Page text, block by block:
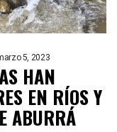
5, 2023
HAN
EN RÍOS Y
ABURRÁ